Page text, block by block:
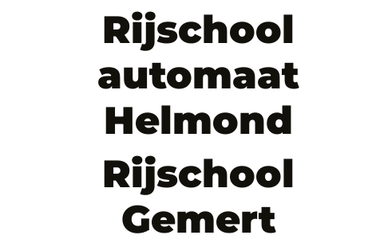
Rijschool
automaat
Helmond
Rijschool
Gemert